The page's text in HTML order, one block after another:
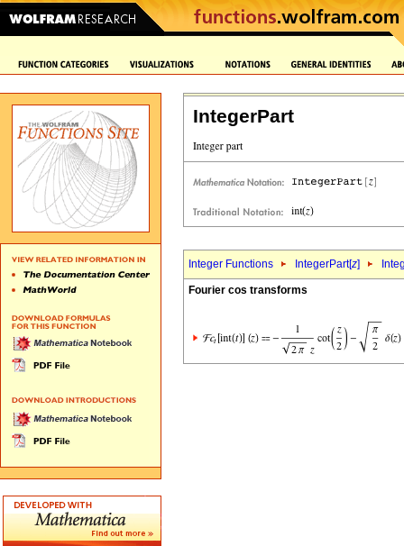
IntegerPart
Integer Functions IntegerPart[z]
Fourier cos transforms